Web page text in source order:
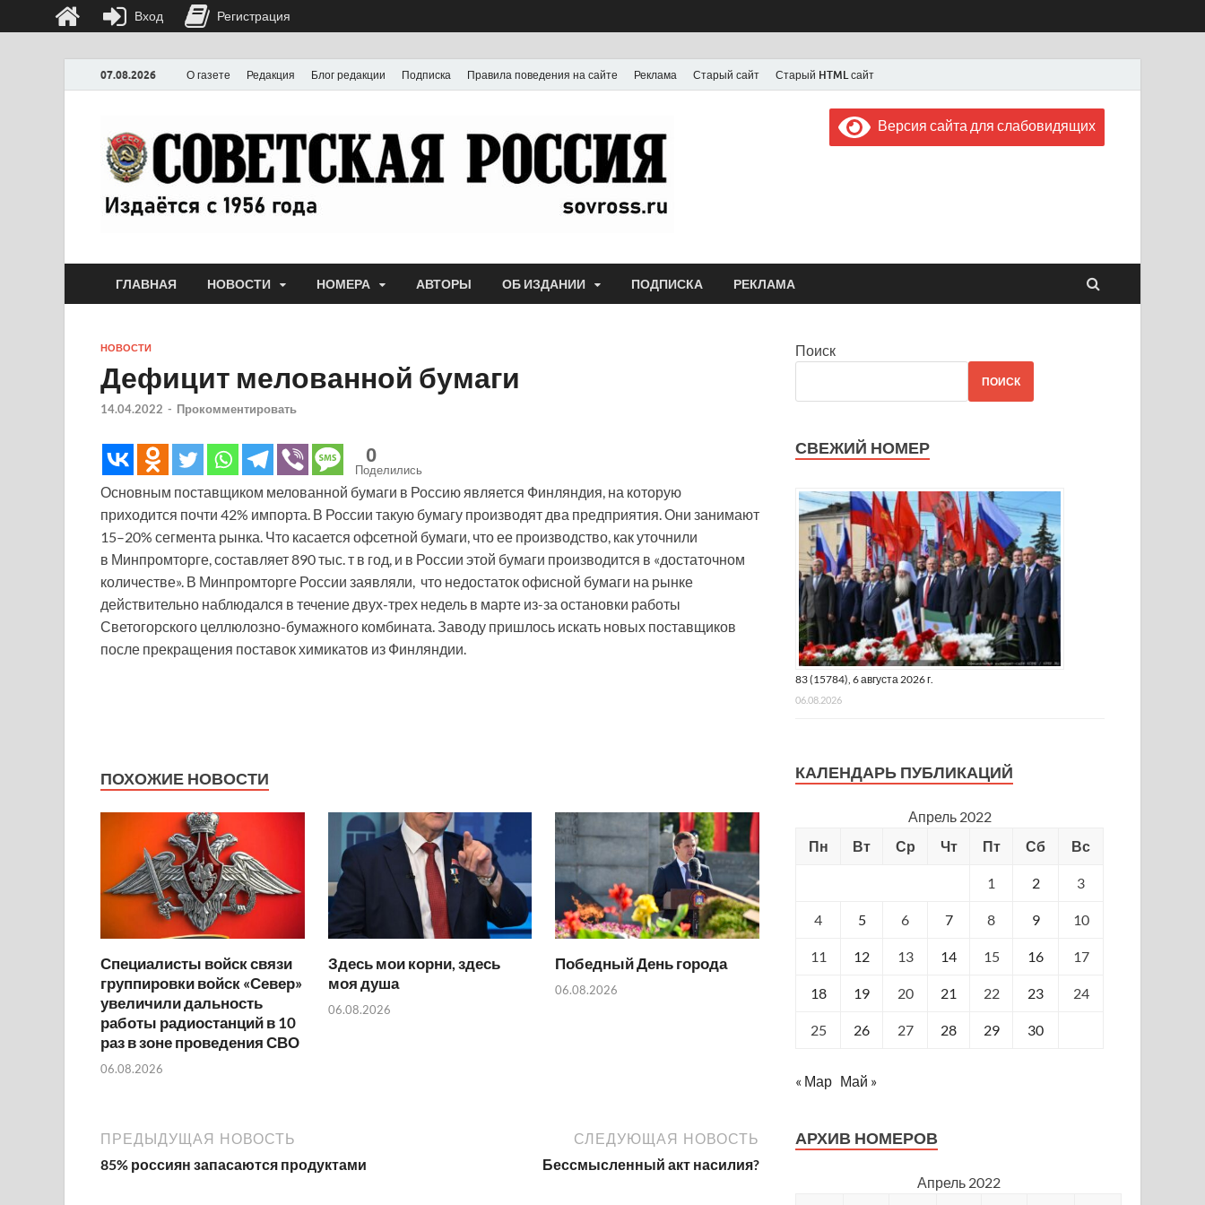
07.08.2026 О газете Редакция Блог редакции Подписка Правила поведения на сайте Реклама Старый сайт Старый HTML сайт
Газета "Советская Россия"
Выпускается с июля 1956 года
Версия сайта для слабовидящих
ГЛАВНАЯ НОВОСТИ НОМЕРА АВТОРЫ ОБ ИЗДАНИИ ПОДПИСКА РЕКЛАМА
НОВОСТИ
Дефицит мелованной бумаги
14.04.2022 - Прокомментировать
0
Поделились
Основным поставщиком мелованной бумаги в Россию является Финляндия, на которую
приходится почти 42% импорта. В России такую бумагу производят два предприятия. Они занимают
15–20% сегмента рынка. Что касается офсетной бумаги, что ее производство, как уточнили
в Минпромторге, составляет 890 тыс. т в год, и в России этой бумаги производится в «достаточном
количестве». В Минпромторге России заявляли, что недостаток офисной бумаги на рынке
действительно наблюдался в течение двух-трех недель в марте из-за остановки работы
Светогорского целлюлозно-бумажного комбината. Заводу пришлось искать новых поставщиков
после прекращения поставок химикатов из Финляндии.
ПОХОЖИЕ НОВОСТИ
Специалисты войск связи
группировки войск «Север»
увеличили дальность
работы радиостанций в 10
раз в зоне проведения СВО
06.08.2026
Здесь мои корни, здесь
моя душа
06.08.2026
Победный День города
06.08.2026
ПРЕДЫДУЩАЯ НОВОСТЬ
85% россиян запасаются продуктами
СЛЕДУЮЩАЯ НОВОСТЬ
Бессмысленный акт насилия?
Поиск
ПОИСК
СВЕЖИЙ НОМЕР
83 (15784), 6 августа 2026 г.
06.08.2026
КАЛЕНДАРЬ ПУБЛИКАЦИЙ
Апрель 2022
Пн
Вт Ср Чт Пт Сб Вс
1 2 3
4 5 6 7 8 9 10
11 12 13 14 15 16 17
18 19 20 21 22 23 24
25 26 27 28 29 30
« Мар Май »
АРХИВ НОМЕРОВ
Апрель 2022
Вход Регистрация